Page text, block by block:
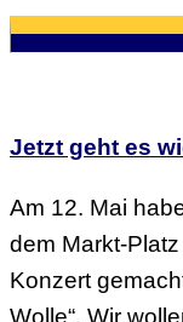
Jetzt geht es
Am 12. Mai
dem Markt-
Konzert
Wolle“. Wir